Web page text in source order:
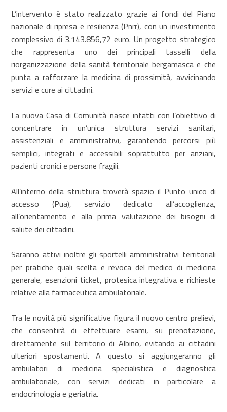
L’intervento è stato realizzato grazie ai fondi del Piano
nazionale di ripresa e resilienza (Pnrr), con un investimento
complessivo di 3.143.856,72 euro. Un progetto strategico
che rappresenta uno dei principali tasselli della
riorganizzazione della sanità territoriale bergamasca e che
punta a rafforzare la medicina di prossimità, avvicinando
servizi e cure ai cittadini.
La nuova Casa di Comunità nasce infatti con l’obiettivo di
concentrare in un’unica struttura servizi sanitari,
assistenziali e amministrativi, garantendo percorsi più
semplici, integrati e accessibili soprattutto per anziani,
pazienti cronici e persone fragili.
All’interno della struttura troverà spazio il Punto unico di
accesso (Pua), servizio dedicato all’accoglienza,
all’orientamento e alla prima valutazione dei bisogni di
salute dei cittadini.
Saranno attivi inoltre gli sportelli amministrativi territoriali
per pratiche quali scelta e revoca del medico di medicina
generale, esenzioni ticket, protesica integrativa e richieste
relative alla farmaceutica ambulatoriale.
Tra le novità più significative figura il nuovo centro prelievi,
che consentirà di effettuare esami, su prenotazione,
direttamente sul territorio di Albino, evitando ai cittadini
ulteriori spostamenti. A questo si aggiungeranno gli
ambulatori di medicina specialistica e diagnostica
ambulatoriale, con servizi dedicati in particolare a
endocrinologia e geriatria.